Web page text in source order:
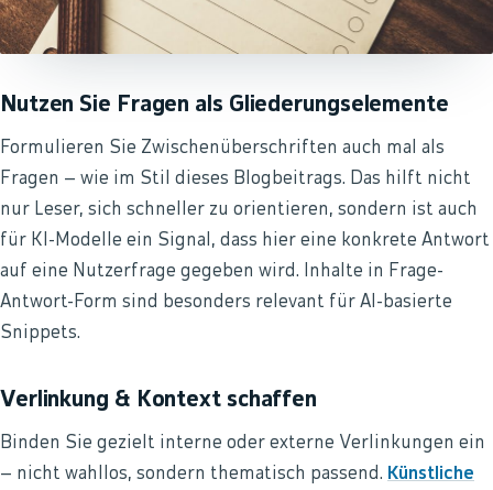
Nutzen Sie Fragen als Gliederungselemente
Formulieren Sie Zwischenüberschriften auch mal als
Fragen – wie im Stil dieses Blogbeitrags. Das hilft nicht
nur Leser, sich schneller zu orientieren, sondern ist auch
für KI-Modelle ein Signal, dass hier eine konkrete Antwort
auf eine Nutzerfrage gegeben wird. Inhalte in Frage-
Antwort-Form sind besonders relevant für AI-basierte
Snippets.
Verlinkung & Kontext schaffen
Binden Sie gezielt interne oder externe Verlinkungen ein
– nicht wahllos, sondern thematisch passend. Künstliche